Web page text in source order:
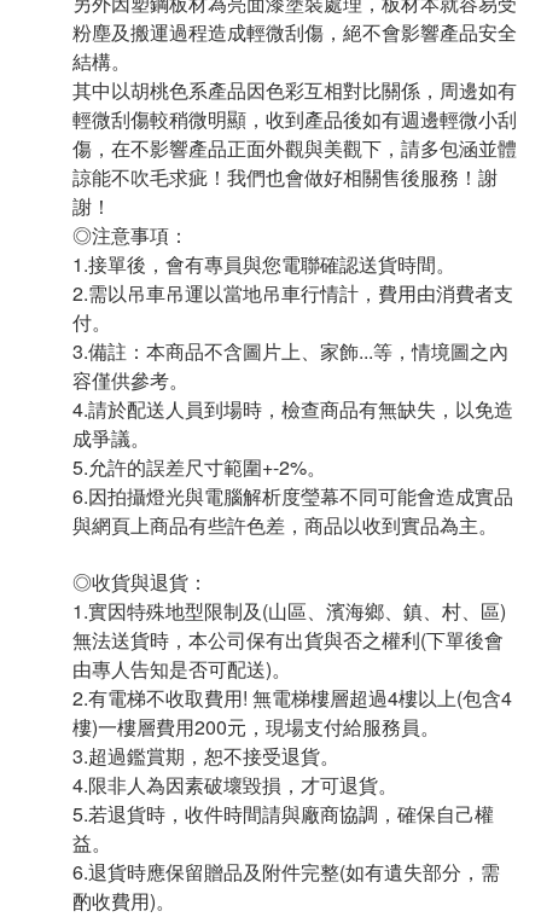
粉塵及搬運過程造成輕微刮傷，絕不會影響產品安全
結構。
其中以胡桃色系產品因色彩互相對比關係，周邊如有
輕微刮傷較稍微明顯，收到產品後如有週邊輕微小刮
傷，在不影響產品正面外觀與美觀下，請多包涵並體
諒能不吹毛求疵！我們也會做好相關售後服務！謝
謝！
◎注意事項：
1.接單後，會有專員與您電聯確認送貨時間。
2.需以吊車吊運以當地吊車行情計，費用由消費者支
付。
3.備註：本商品不含圖片上、家飾...等，情境圖之內
容僅供參考。
4.請於配送人員到場時，檢查商品有無缺失，以免造
成爭議。
5.允許的誤差尺寸範圍+-2%。
6.因拍攝燈光與電腦解析度瑩幕不同可能會造成實品
與網頁上商品有些許色差，商品以收到實品為主。
◎收貨與退貨：
1.實因特殊地型限制及(山區、濱海鄉、鎮、村、區)
無法送貨時，本公司保有出貨與否之權利(下單後會
由專人告知是否可配送)。
2.有電梯不收取費用! 無電梯樓層超過4樓以上(包含4
樓)一樓層費用200元，現場支付給服務員。
3.超過鑑賞期，恕不接受退貨。
4.限非人為因素破壞毀損，才可退貨。
5.若退貨時，收件時間請與廠商協調，確保自己權
益。
6.退貨時應保留贈品及附件完整(如有遺失部分，需
酌收費用)。